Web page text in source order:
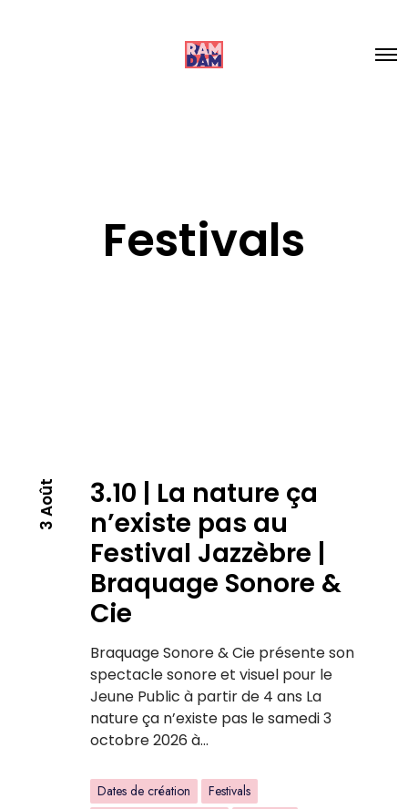
Festivals
3 Août
3.10 | La nature ça
n’existe pas au
Festival Jazzèbre |
Braquage Sonore &
Cie
Braquage Sonore & Cie présente son
spectacle sonore et visuel pour le
Jeune Public à partir de 4 ans La
nature ça n’existe pas le samedi 3
octobre 2026 à…
Dates de création
Festivals